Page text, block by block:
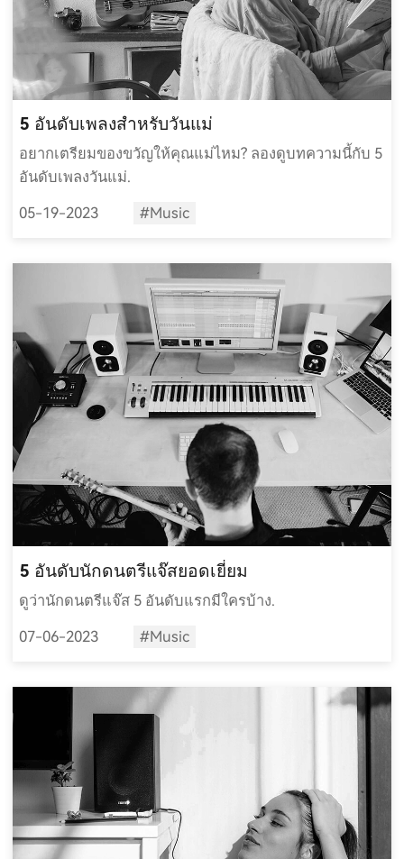
5 อันดับเพลงสำหรับวันแม่
อยากเตรียมของขวัญให้คุณแม่ไหม? ลองดูบทความนี้กับ 5
อันดับเพลงวันแม่.
05-19-2023 #Music
5 อันดับนักดนตรีแจ๊สยอดเยี่ยม
ดูว่านักดนตรีแจ๊ส 5 อันดับแรกมีใครบ้าง.
07-06-2023 #Music